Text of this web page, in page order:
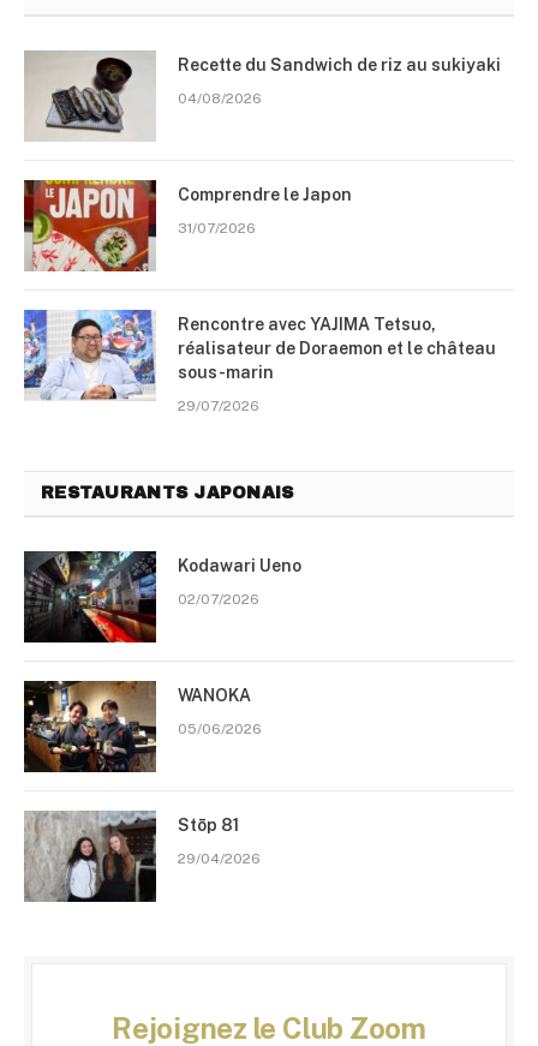
Recette du Sandwich de riz au sukiyaki
04/08/2026
Comprendre le Japon
31/07/2026
Rencontre avec YAJIMA Tetsuo,
réalisateur de Doraemon et le château
sous-marin
29/07/2026
RESTAURANTS JAPONAIS
Kodawari Ueno
02/07/2026
WANOKA
05/06/2026
Stōp 81
29/04/2026
Rejoignez le Club Zoom